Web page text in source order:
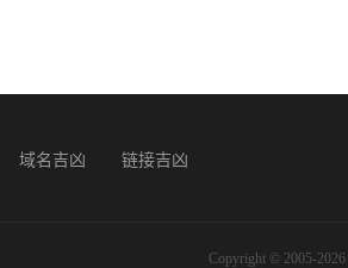
域名吉凶 链接吉凶
Copyright © 2005-